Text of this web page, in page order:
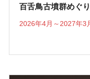
百舌鳥古墳群めぐ
2026年4月～2027年3